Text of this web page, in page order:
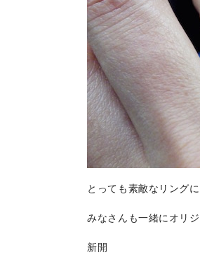
とっても素敵なリング
みなさんも一緒にオリ
新開